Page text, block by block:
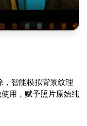
，智能模拟背景纹理
用，赋予照片原始纯